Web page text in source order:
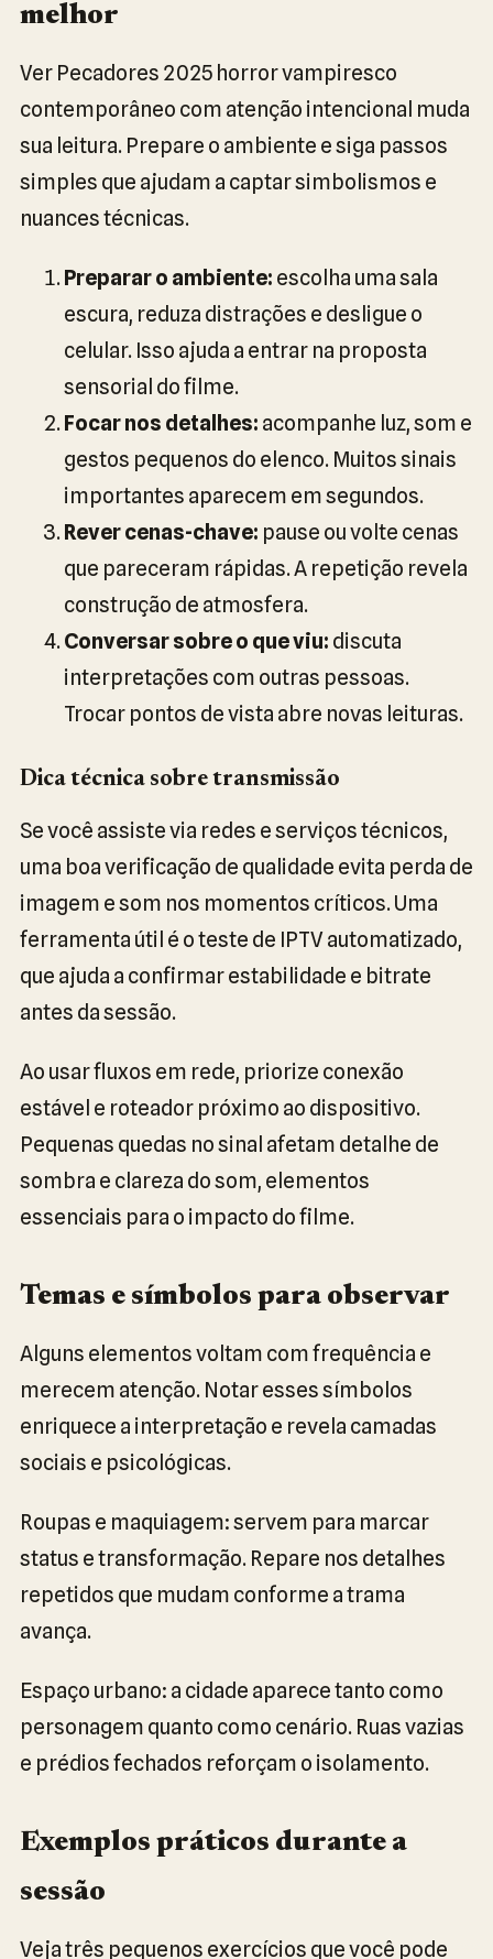
melhor
Ver Pecadores 2025 horror vampiresco
contemporâneo com atenção intencional muda
sua leitura. Prepare o ambiente e siga passos
simples que ajudam a captar simbolismos e
nuances técnicas.
Preparar o ambiente: escolha uma sala
escura, reduza distrações e desligue o
celular. Isso ajuda a entrar na proposta
sensorial do filme.
Focar nos detalhes: acompanhe luz, som e
gestos pequenos do elenco. Muitos sinais
importantes aparecem em segundos.
Rever cenas-chave: pause ou volte cenas
que pareceram rápidas. A repetição revela
construção de atmosfera.
Conversar sobre o que viu: discuta
interpretações com outras pessoas.
Trocar pontos de vista abre novas leituras.
Dica técnica sobre transmissão
Se você assiste via redes e serviços técnicos,
uma boa verificação de qualidade evita perda de
imagem e som nos momentos críticos. Uma
ferramenta útil é o teste de IPTV automatizado,
que ajuda a confirmar estabilidade e bitrate
antes da sessão.
Ao usar fluxos em rede, priorize conexão
estável e roteador próximo ao dispositivo.
Pequenas quedas no sinal afetam detalhe de
sombra e clareza do som, elementos
essenciais para o impacto do filme.
Temas e símbolos para observar
Alguns elementos voltam com frequência e
merecem atenção. Notar esses símbolos
enriquece a interpretação e revela camadas
sociais e psicológicas.
Roupas e maquiagem: servem para marcar
status e transformação. Repare nos detalhes
repetidos que mudam conforme a trama
avança.
Espaço urbano: a cidade aparece tanto como
personagem quanto como cenário. Ruas vazias
e prédios fechados reforçam o isolamento.
Exemplos práticos durante a
sessão
Veja três pequenos exercícios que você pode